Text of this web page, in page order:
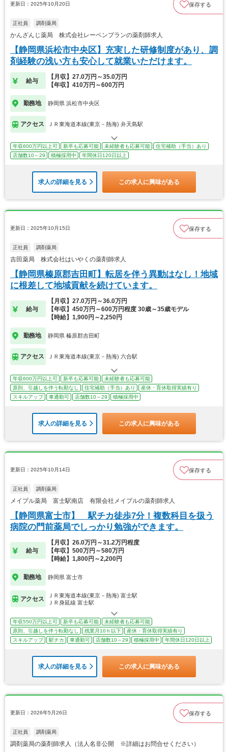
更新日：2025年10月20日 保存する
正社員 調剤薬局
かんざんじ薬局 株式会社レーベンプランの薬剤師求人
【静岡県浜松市中央区】充実した研修制度があり、調
剤経験の浅い方も安心して就業いただけます。
給与
【月収】27.0万円～35.0万円
【年収】410万円～600万円
勤務地 静岡県 浜松市中央区
アクセス ＪＲ東海道本線(東京－熱海) 弁天島駅
年収600万円以上可 新卒も応募可能 未経験者も応募可能
住宅補助（手当）あり
店舗数10～29
積極採用中 年間休日120日以上
求人の詳細を見る この求人に興味がある
更新日：2025年10月15日 保存する
正社員 調剤薬局
吉田薬局 株式会社はいやくの薬剤師求人
【静岡県榛原郡吉田町】転居を伴う異動はなし！地域
に根差して地域貢献を続けています。
給与
【月収】27.0万円～36.0万円
【年収】450万円～600万円程度 30歳～35歳モデル
【時給】1,900円～2,250円
勤務地 静岡県 榛原郡吉田町
アクセス ＪＲ東海道本線(東京－熱海) 六合駅
年収600万円以上可 新卒も応募可能
未経験者も応募可能
原則、引越しを伴う転勤なし
住宅補助（手当）あり
産休・育休取得実績有り
スキルアップ
車通勤可 店舗数10～29 積極採用中
求人の詳細を見る この求人に興味がある
更新日：2025年10月14日 保存する
正社員 調剤薬局
メイプル薬局 富士駅南店 有限会社メイプルの薬剤師求人
【静岡県富士市】 駅チカ徒歩7分！複数科目を扱う
病院の門前薬局でしっかり勉強ができます。
給与
【月収】26.0万円～31.2万円程度
【年収】500万円～580万円
【時給】1,800円～2,200円
勤務地 静岡県 富士市
アクセス
ＪＲ東海道本線(東京－熱海) 富士駅
ＪＲ身延線 富士駅
年収550万円以上可 新卒も応募可能
未経験者も応募可能
原則、引越しを伴う転勤なし
残業月10ｈ以下
産休・育休取得実績有り
スキルアップ
駅チカ 車通勤可 店舗数10～29 積極採用中 年間休日120日以上
求人の詳細を見る この求人に興味がある
更新日：2026年5月26日 保存する
正社員 調剤薬局
調剤薬局の薬剤師求人（法人名非公開 ※詳細はお問合せください）